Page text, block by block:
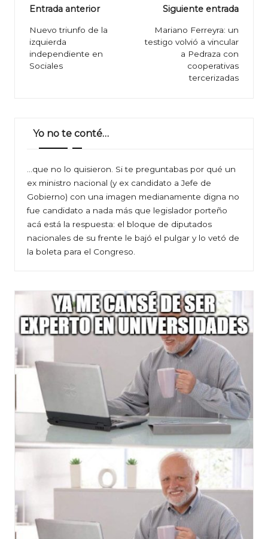
Navegación
de
entradas
Entrada anterior
Nuevo triunfo de la
izquierda
independiente en
Sociales
Siguiente entrada
Mariano Ferreyra: un
testigo volvió a vincular
a Pedraza con
cooperativas
tercerizadas
Yo no te conté…
…que no lo quisieron. Si te preguntabas por qué un
ex ministro nacional (y ex candidato a Jefe de
Gobierno) con una imagen medianamente digna no
fue candidato a nada más que legislador porteño
acá está la respuesta: el bloque de diputados
nacionales de su frente le bajó el pulgar y lo vetó de
la boleta para el Congreso.